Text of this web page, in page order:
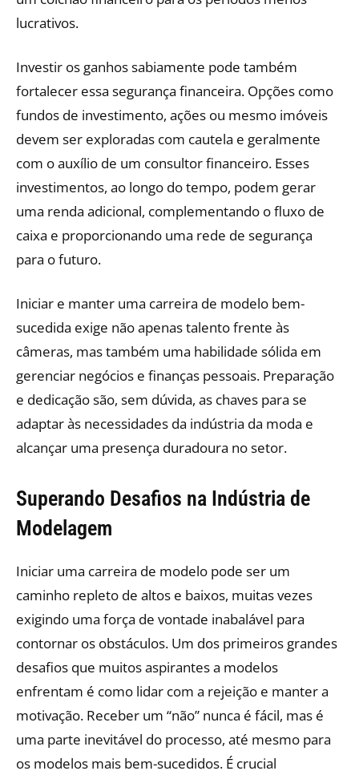
lucrativos.
Investir os ganhos sabiamente pode também
fortalecer essa segurança financeira. Opções como
fundos de investimento, ações ou mesmo imóveis
devem ser exploradas com cautela e geralmente
com o auxílio de um consultor financeiro. Esses
investimentos, ao longo do tempo, podem gerar
uma renda adicional, complementando o fluxo de
caixa e proporcionando uma rede de segurança
para o futuro.
Iniciar e manter uma carreira de modelo bem-
sucedida exige não apenas talento frente às
câmeras, mas também uma habilidade sólida em
gerenciar negócios e finanças pessoais. Preparação
e dedicação são, sem dúvida, as chaves para se
adaptar às necessidades da indústria da moda e
alcançar uma presença duradoura no setor.
Superando Desafios na Indústria de
Modelagem
Iniciar uma carreira de modelo pode ser um
caminho repleto de altos e baixos, muitas vezes
exigindo uma força de vontade inabalável para
contornar os obstáculos. Um dos primeiros grandes
desafios que muitos aspirantes a modelos
enfrentam é como lidar com a rejeição e manter a
motivação. Receber um “não” nunca é fácil, mas é
uma parte inevitável do processo, até mesmo para
os modelos mais bem-sucedidos. É crucial